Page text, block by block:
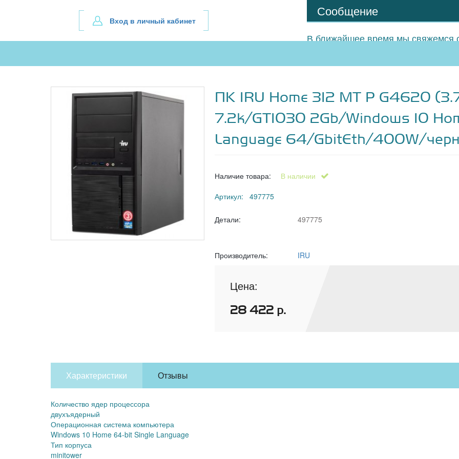
Вход в личный кабинет
Сообщение
В ближайшее время мы свяжемся
ПК IRU Home 312 MT P G4620
7.2k/GT1030 2Gb/Windows 10
Language 64/GbitEth/400W/
Наличие товара:
В наличии
Артикул: 497775
Детали: 497775
Производитель: IRU
Цена:
28 422 р.
Характеристики Отзывы
Количество ядер процессора
двухъядерный
Операционная система компьютера
Windows 10 Home 64-bit Single Language
Тип корпуса
minitower